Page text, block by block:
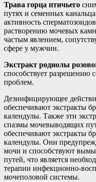
Трава горца птичьего
путях и семенных
активность
растворению мочевых
частым явлением,
сфере у мужчин.
Экстракт родиолы
способствует разрешению
проблем.
Дезинфицирующее
обеспечивают экстракты
календулы. Также эти
спазмы мочевыводящих
обеспечивают экстракты
календулы. Они
мочи и способствуют
путей, что является
терапии инфекционно-
мочеполовой системы.